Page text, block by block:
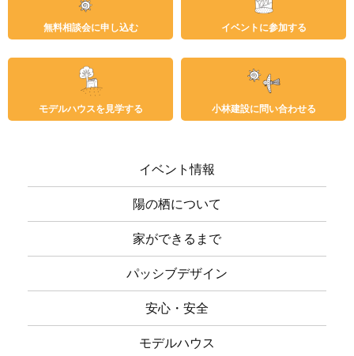
無料相談会に申し込む イベントに参加する
モデルハウスを見学する 小林建設に問い合わせる
イベント情報
陽の栖について
家ができるまで
パッシブデザイン
安心・安全
モデルハウス